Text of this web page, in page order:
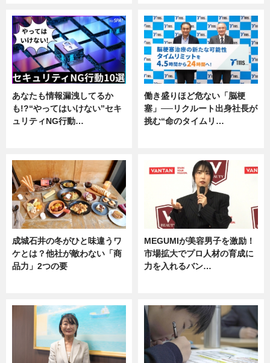
あなたも情報漏洩してるか
も!?“やってはいけない”セキ
ュリティNG行動…
働き盛りほど危ない「脳梗
塞」──リクルート出身社長が
挑む“命のタイムリ…
成城石井の冬がひと味違うワ
ケとは？他社が敵わない「商
品力」2つの要
MEGUMIが美容男子を激励！
市場拡大でプロ人材の育成に
力を入れるバン…